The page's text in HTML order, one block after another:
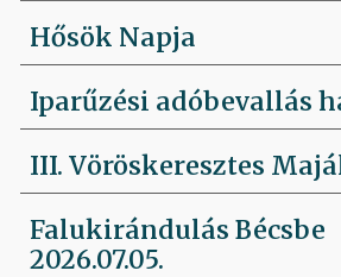
Hősök Napja
Iparűzési adóbevallás
III. Vöröskeresztes
Falukirándulás Bécsbe
2026.07.05.